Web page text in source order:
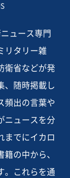
ュース専門
リタリー雑
衛省などが発
、随時掲載し
頻出の言葉や
ニュースを分
までにイカロ
の中から、
。これらを通